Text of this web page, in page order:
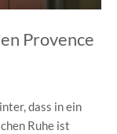
Provence
dass in ein
Ruhe ist